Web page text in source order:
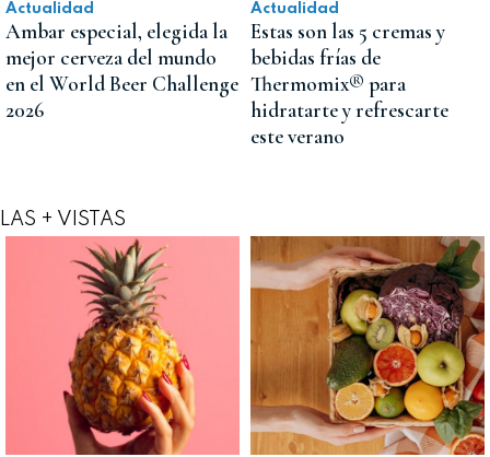
Actualidad
Ambar especial, elegida la
mejor cerveza del mundo
en el World Beer Challenge
2026
Actualidad
Estas son las 5 cremas y
bebidas frías de
Thermomix® para
hidratarte y refrescarte
este verano
LAS + VISTAS